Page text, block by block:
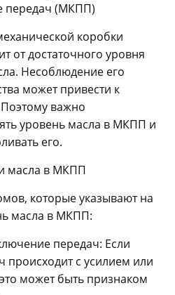
передач (МКПП)
коробки
от достаточного уровня
Несоблюдение его
может привести к
важно
уровень масла в МКПП и
его.
масла в МКПП
которые указывают на
масла в МКПП:
передач: Если
происходит с усилием или
может быть признаком